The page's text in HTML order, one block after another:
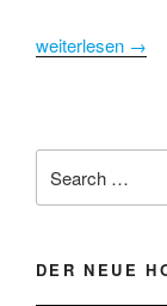
weiterlesen →
for:
DER NEUE